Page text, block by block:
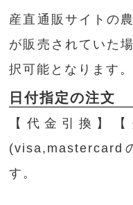
産直通販サイトの
が販売されていた
択可能となります。
日付指定の注文
【代金引換】
(visa,mastercard
す。